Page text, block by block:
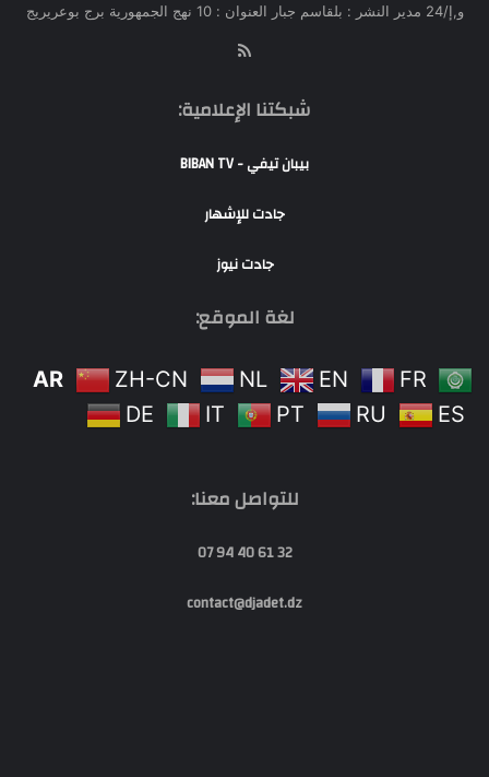
و,إ/24 مدير النشر : بلقاسم جبار العنوان : 10 نهج الجمهورية برج بوعريريج
شبكتنا الإعلامية:
بيبان تيفي - BIBAN TV
جادت للإشهار
جادت نيوز
لغة الموقع:
AR ZH-CN NL EN
FR
DE
IT PT RU ES
للتواصل معنا:
32 61 40 94 07
contact@djadet.dz